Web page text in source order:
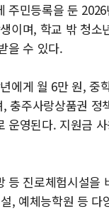
주민등록을 둔
이며, 학교 밖 청소
을 수 있다.
에게 월 6만 원, 중
충주사랑상품권 정
운영된다. 지원금
등 진로체험시설을
, 예체능학원 등 다